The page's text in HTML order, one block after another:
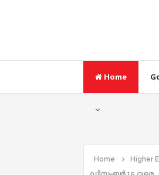
Home
Home Higher